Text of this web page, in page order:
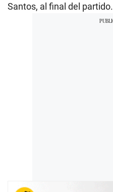
Santos, al final del partido.